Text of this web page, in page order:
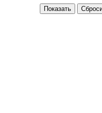
Показать